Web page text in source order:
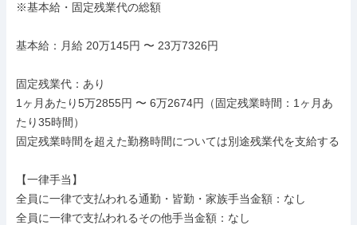
※基本給・固定残業代の総額
基本給：月給 20万145円 〜 23万7326円
固定残業代：あり
1ヶ月あたり5万2855円 〜 6万2674円（固定残業時間：1ヶ月あ
たり35時間）
固定残業時間を超えた勤務時間については別途残業代を支給する
【一律手当】
全員に一律で支払われる通勤・皆勤・家族手当金額：なし
全員に一律で支払われるその他手当金額：なし